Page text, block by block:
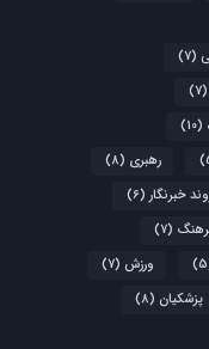
(7)
(7)
(10)
رهبری (8)
خبرنگار(6)
(7)
ورزش (7)
پزشکیان (8)